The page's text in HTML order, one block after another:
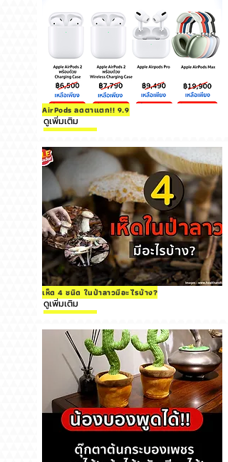
AirPods ลดตาแตก!! 9.9
ดูเพิ่มเติม
เห็ด 4 ชนิด ในป่าลาวมีอะไรบ้าง?
ดูเพิ่มเติม